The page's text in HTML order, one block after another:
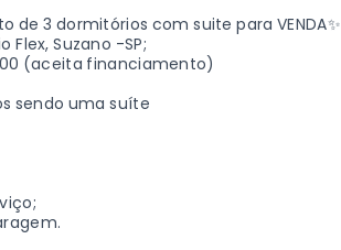
de 3 dormitórios com suite para VENDA✨
Flex, Suzano -SP;
(aceita financiamento)
sendo uma suíte